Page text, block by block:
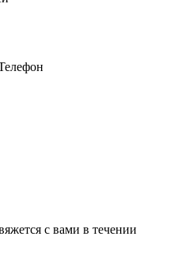
с вами в течении